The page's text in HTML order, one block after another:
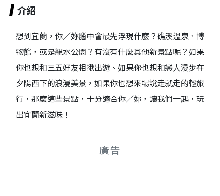
介紹
想到宜蘭，你／妳腦中會最先浮現什麼？礁溪溫泉、博
物館，或是親水公園？有沒有什麼其他新景點呢？如果
你也想和三五好友相揪出遊、如果你也想和戀人漫步在
夕陽西下的浪漫美景，如果你也想來場說走就走的輕旅
行，那麼這些景點，十分適合你／妳，讓我們一起，玩
出宜蘭新滋味！
廣告